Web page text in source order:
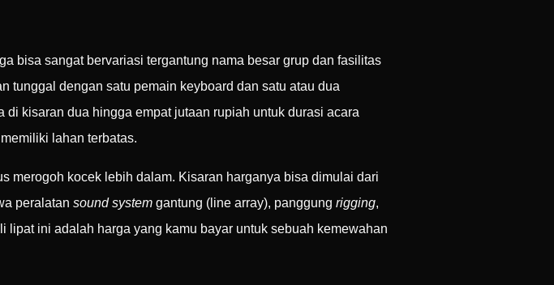
bisa sangat bervariasi tergantung nama besar grup dan fasilitas
tunggal dengan satu pemain keyboard dan satu atau dua
kisaran dua hingga empat jutaan rupiah untuk durasi acara
lahan terbatas.
merogoh kocek lebih dalam. Kisaran harganya bisa dimulai dari
peralatan sound system gantung (line array), panggung rigging,
ini adalah harga yang kamu bayar untuk sebuah kemewahan